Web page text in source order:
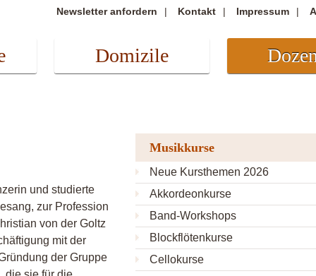
Newsletter anfordern Kontakt Impressum
Domizile
und studierte
zur Profession
von der Goltz
mit der
der Gruppe
Musikkurse
Neue Kursthemen 2026
Akkordeonkurse
Band-Workshops
Blockflötenkurse
Cellokurse